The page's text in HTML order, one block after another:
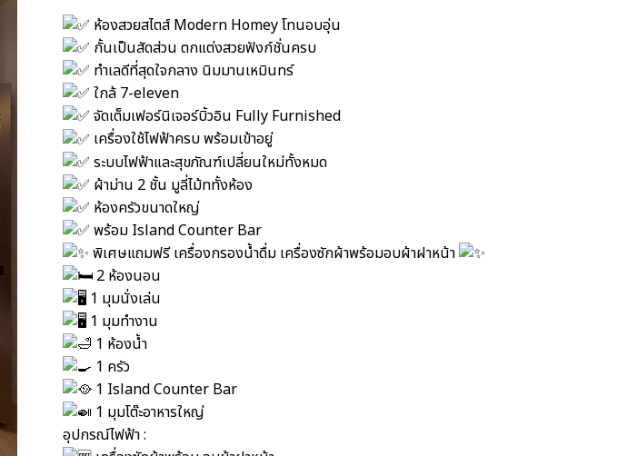
ห้องสวยสไตส์ Modern Homey โทนอบอุ่น
กั้นเป็นสัดส่วน ตกแต่งสวยฟังก์ชั่นครบ
ทำเลดีที่สุดใจกลาง นิมมานเหมินทร์
ใกล้ 7-eleven
จัดเต็มเฟอร์นิเจอร์บิ้วอิน Fully Furnished
เครื่องใช้ไฟฟ้าครบ พร้อมเข้าอยู่
ระบบไฟฟ้าและสุขภัณฑ์เปลี่ยนใหม่ทั้งหมด
ผ้าม่าน 2 ชั้น มูลี่ไม้ททั้งห้อง
ห้องครัวขนาดใหญ่
พร้อม Island Counter Bar
พิเศษแถมฟรี เครื่องกรองน้ำดื่ม เครื่องซักผ้าพร้อมอบผ้าฝาหน้า
2 ห้องนอน
1 มุมนั่งเล่น
1 มุมทำงาน
1 ห้องน้ำ
1 ครัว
1 Island Counter Bar
1 มุมโต๊ะอาหารใหญ่
อุปกรณ์ไฟฟ้า :